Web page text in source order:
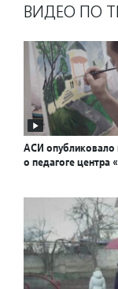
ВИДЕО ПО
АСИ опубликовало
о педагоге центра